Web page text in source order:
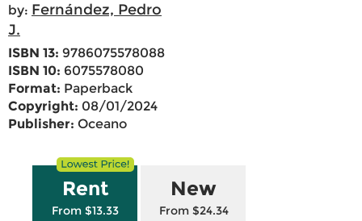
by: Fernández, Pedro
J.
ISBN 13: 9786075578088
ISBN 10: 6075578080
Format: Paperback
Copyright: 08/01/2024
Publisher: Oceano
Rent
From $13.33
New
From $24.34